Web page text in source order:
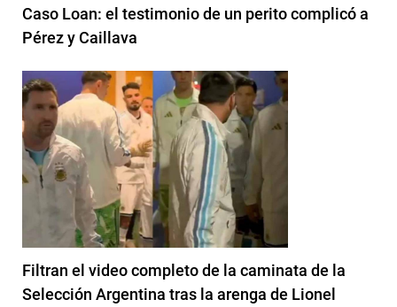
Caso Loan: el testimonio de un perito complicó a
Pérez y Caillava
Filtran el video completo de la caminata de la
Selección Argentina tras la arenga de Lionel